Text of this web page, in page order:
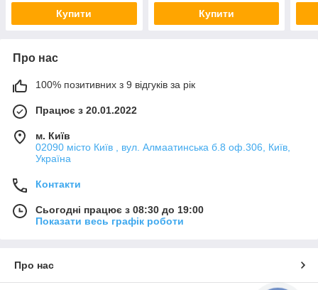
Купити Купити
Про нас
100% позитивних з 9 відгуків за рік
Працює з 20.01.2022
м. Київ
02090 місто Київ , вул. Алмаатинська б.8 оф.306, Київ,
Україна
Контакти
Сьогодні працює з 08:30 до 19:00
Показати весь графік роботи
Про нас